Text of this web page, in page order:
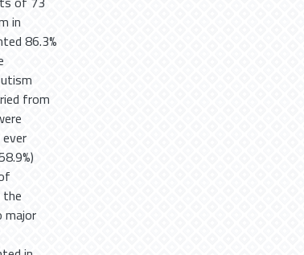
in
86.3%
from
major